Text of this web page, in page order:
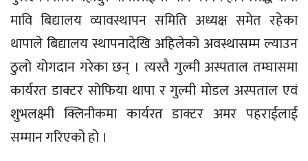
मावि बिद्यालय व्यावस्थापन समिति अध्यक्ष समेत रहेका
थापाले बिद्यालय स्थापनादेखि अहिलेको अवस्थासम्म ल्याउन
ठुलो योगदान गरेका छन् । त्यस्तै गुल्मी अस्पताल तम्घासमा
कार्यरत डाक्टर सोफिया थापा र गुल्मी मोडल अस्पताल एवं
शुभलक्ष्मी क्लिनीकमा कार्यरत डाक्टर अमर पहराईलाई
सम्मान गरिएको हो ।